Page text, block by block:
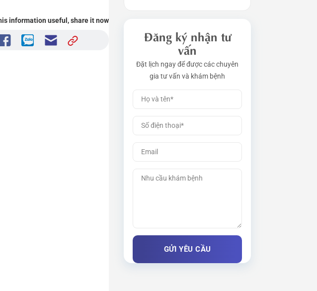
information useful, share it now
Đăng ký nhận tư
vấn
Đặt lịch ngay để được các chuyên
gia tư vấn và khám bệnh